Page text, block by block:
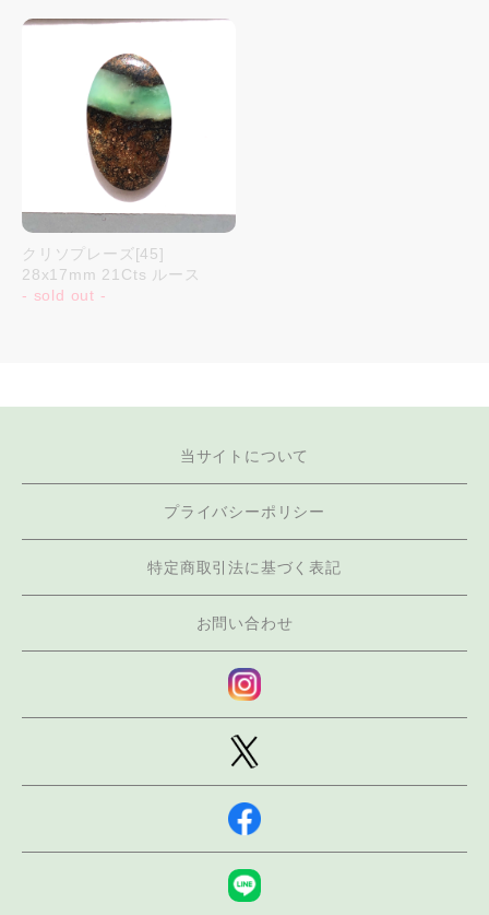
クリソプレーズ[45]
28x17mm 21Cts ルース
- sold out -
当サイトについて
プライバシーポリシー
特定商取引法に基づく表記
お問い合わせ